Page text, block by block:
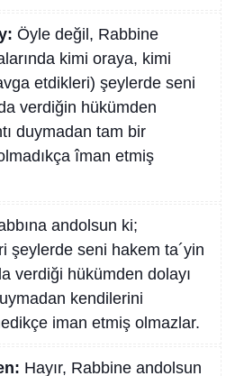
Öyle değil, Rabbine
kimi oraya, kimi
etdikleri) şeylerde seni
verdiğin hükümden
duymadan tam bir
îman etmiş
andolsun ki;
şeylerde seni hakem ta´yin
verdiği hükümden dolayı
kendilerini
iman etmiş olmazlar.
Hayır, Rabbine andolsun